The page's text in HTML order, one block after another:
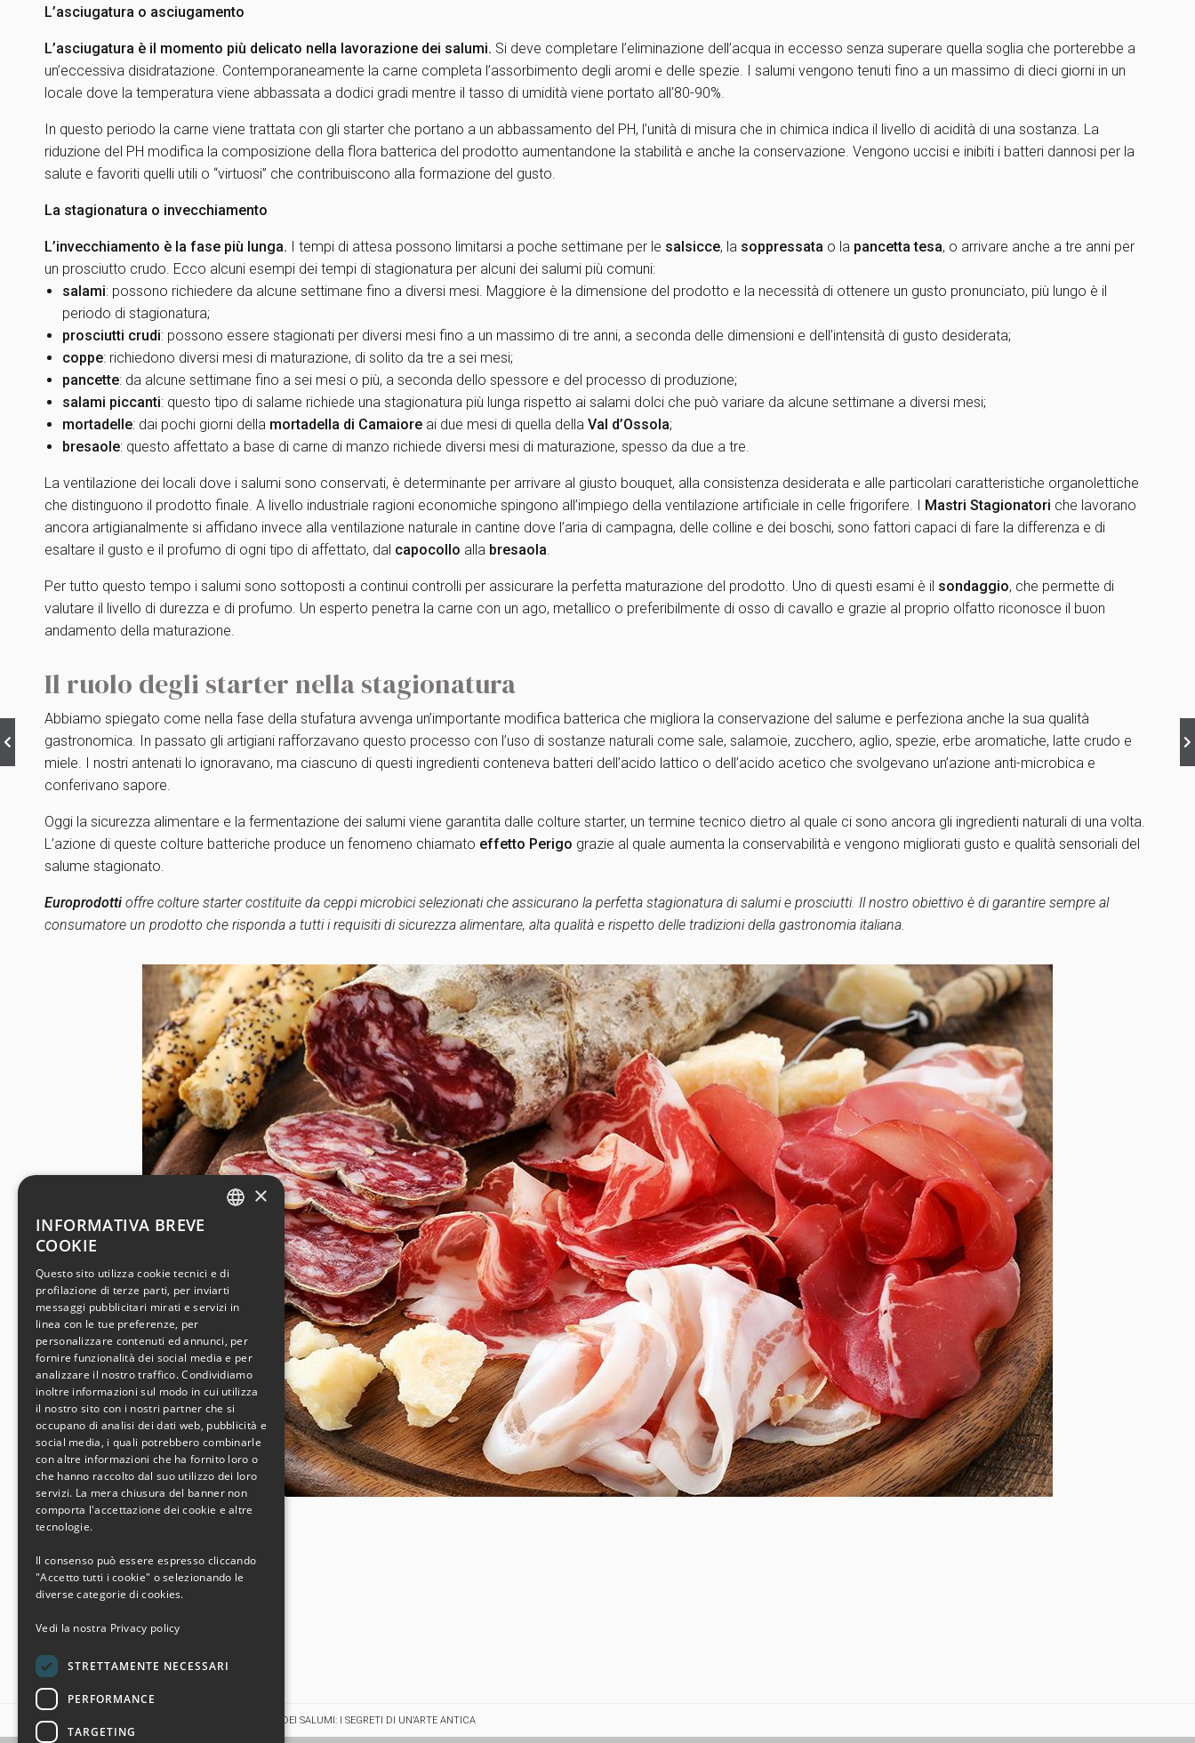
L’asciugatura o asciugamento
L’asciugatura è il momento più delicato nella lavorazione dei salumi. Si deve completare l’eliminazione dell’acqua in eccesso senza superare quella soglia che porterebbe a
un’eccessiva disidratazione. Contemporaneamente la carne completa l’assorbimento degli aromi e delle spezie. I salumi vengono tenuti fino a un massimo di dieci giorni in un
locale dove la temperatura viene abbassata a dodici gradi mentre il tasso di umidità viene portato all’80-90%.
In questo periodo la carne viene trattata con gli starter che portano a un abbassamento del PH, l’unità di misura che in chimica indica il livello di acidità di una sostanza. La
riduzione del PH modifica la composizione della flora batterica del prodotto aumentandone la stabilità e anche la conservazione. Vengono uccisi e inibiti i batteri dannosi per la
salute e favoriti quelli utili o “virtuosi” che contribuiscono alla formazione del gusto.
La stagionatura o invecchiamento
L’invecchiamento è la fase più lunga. I tempi di attesa possono limitarsi a poche settimane per le salsicce, la soppressata o la pancetta tesa, o arrivare anche a tre anni per
un prosciutto crudo. Ecco alcuni esempi dei tempi di stagionatura per alcuni dei salumi più comuni:
salami: possono richiedere da alcune settimane fino a diversi mesi. Maggiore è la dimensione del prodotto e la necessità di ottenere un gusto pronunciato, più lungo è il
periodo di stagionatura;
prosciutti crudi: possono essere stagionati per diversi mesi fino a un massimo di tre anni, a seconda delle dimensioni e dell’intensità di gusto desiderata;
coppe: richiedono diversi mesi di maturazione, di solito da tre a sei mesi;
pancette: da alcune settimane fino a sei mesi o più, a seconda dello spessore e del processo di produzione;
salami piccanti: questo tipo di salame richiede una stagionatura più lunga rispetto ai salami dolci che può variare da alcune settimane a diversi mesi;
mortadelle: dai pochi giorni della mortadella di Camaiore ai due mesi di quella della Val d’Ossola;
bresaole: questo affettato a base di carne di manzo richiede diversi mesi di maturazione, spesso da due a tre.
La ventilazione dei locali dove i salumi sono conservati, è determinante per arrivare al giusto bouquet, alla consistenza desiderata e alle particolari caratteristiche organolettiche
che distinguono il prodotto finale. A livello industriale ragioni economiche spingono all’impiego della ventilazione artificiale in celle frigorifere. I Mastri Stagionatori che lavorano
ancora artigianalmente si affidano invece alla ventilazione naturale in cantine dove l’aria di campagna, delle colline e dei boschi, sono fattori capaci di fare la differenza e di
esaltare il gusto e il profumo di ogni tipo di affettato, dal capocollo alla bresaola.
Per tutto questo tempo i salumi sono sottoposti a continui controlli per assicurare la perfetta maturazione del prodotto. Uno di questi esami è il sondaggio, che permette di
valutare il livello di durezza e di profumo. Un esperto penetra la carne con un ago, metallico o preferibilmente di osso di cavallo e grazie al proprio olfatto riconosce il buon
andamento della maturazione.
Il ruolo degli starter nella stagionatura
Abbiamo spiegato come nella fase della stufatura avvenga un’importante modifica batterica che migliora la conservazione del salume e perfeziona anche la sua qualità
gastronomica. In passato gli artigiani rafforzavano questo processo con l’uso di sostanze naturali come sale, salamoie, zucchero, aglio, spezie, erbe aromatiche, latte crudo e
miele. I nostri antenati lo ignoravano, ma ciascuno di questi ingredienti conteneva batteri dell’acido lattico o dell’acido acetico che svolgevano un’azione anti-microbica e
conferivano sapore.
Oggi la sicurezza alimentare e la fermentazione dei salumi viene garantita dalle colture starter, un termine tecnico dietro al quale ci sono ancora gli ingredienti naturali di una volta.
L’azione di queste colture batteriche produce un fenomeno chiamato effetto Perigo grazie al quale aumenta la conservabilità e vengono migliorati gusto e qualità sensoriali del
salume stagionato.
Europrodotti offre colture starter costituite da ceppi microbici selezionati che assicurano la perfetta stagionatura di salumi e prosciutti. Il nostro obiettivo è di garantire sempre al
consumatore un prodotto che risponda a tutti i requisiti di sicurezza alimentare, alta qualità e rispetto delle tradizioni della gastronomia italiana.
HOME LA STAGIONATURA DEI SALUMI: I SEGRETI DI UN’ARTE ANTICA
ENGLISH
GERMAN
SPANISH
CHINESE (SIMPLIFIED)
×
INFORMATIVA BREVE
COOKIE
Questo sito utilizza cookie tecnici e di
profilazione di terze parti, per inviarti
messaggi pubblicitari mirati e servizi in
linea con le tue preferenze, per
personalizzare contenuti ed annunci, per
fornire funzionalità dei social media e per
analizzare il nostro traffico. Condividiamo
inoltre informazioni sul modo in cui utilizza
il nostro sito con i nostri partner che si
occupano di analisi dei dati web, pubblicità e
social media, i quali potrebbero combinarle
con altre informazioni che ha fornito loro o
che hanno raccolto dal suo utilizzo dei loro
servizi. La mera chiusura del banner non
comporta l'accettazione dei cookie e altre
tecnologie.
Il consenso può essere espresso cliccando
"Accetto tutti i cookie" o selezionando le
diverse categorie di cookies.
Vedi la nostra Privacy policy
STRETTAMENTE NECESSARI
PERFORMANCE
TARGETING